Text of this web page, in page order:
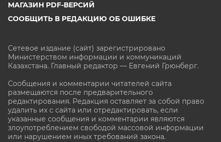
МАГАЗИН PDF-ВЕРСИЙ
СООБЩИТЬ В РЕДАКЦИЮ ОБ ОШИБКЕ
Сетевое издание (сайт) зарегистрировано
Министерством информации и коммуникаций
Казахстана. Главный редактор — Евгений Грюнберг.
Сообщения и комментарии читателей сайта
размещаются после предварительного
редактирования. Редакция оставляет за собой право
удалить их с сайта или отредактировать, если
указанные сообщения и комментарии являются
злоупотреблением свободой массовой информации
или нарушением иных требований закона.